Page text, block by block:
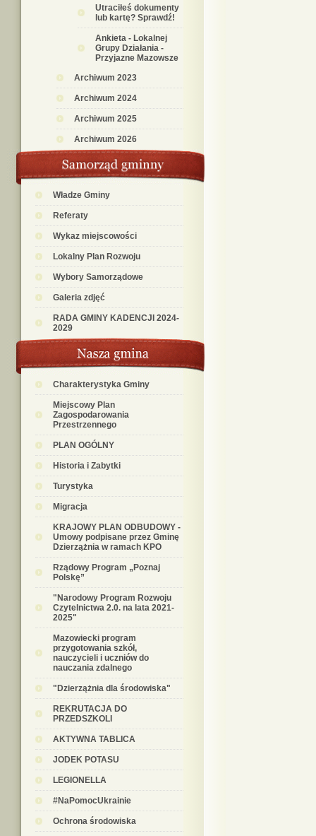
Utraciłeś dokumenty
lub kartę? Sprawdź!
Ankieta - Lokalnej
Grupy Działania -
Przyjazne Mazowsze
Archiwum 2023
Archiwum 2024
Archiwum 2025
Archiwum 2026
Władze Gminy
Referaty
Wykaz miejscowości
Lokalny Plan Rozwoju
Wybory Samorządowe
Galeria zdjęć
RADA GMINY KADENCJI 2024-
2029
Charakterystyka Gminy
Miejscowy Plan
Zagospodarowania
Przestrzennego
PLAN OGÓLNY
Historia i Zabytki
Turystyka
Migracja
KRAJOWY PLAN ODBUDOWY -
Umowy podpisane przez Gminę
Dzierzążnia w ramach KPO
Rządowy Program „Poznaj
Polskę”
"Narodowy Program Rozwoju
Czytelnictwa 2.0. na lata 2021-
2025"
Mazowiecki program
przygotowania szkół,
nauczycieli i uczniów do
nauczania zdalnego
"Dzierzążnia dla środowiska"
REKRUTACJA DO
PRZEDSZKOLI
AKTYWNA TABLICA
JODEK POTASU
LEGIONELLA
#NaPomocUkrainie
Ochrona środowiska